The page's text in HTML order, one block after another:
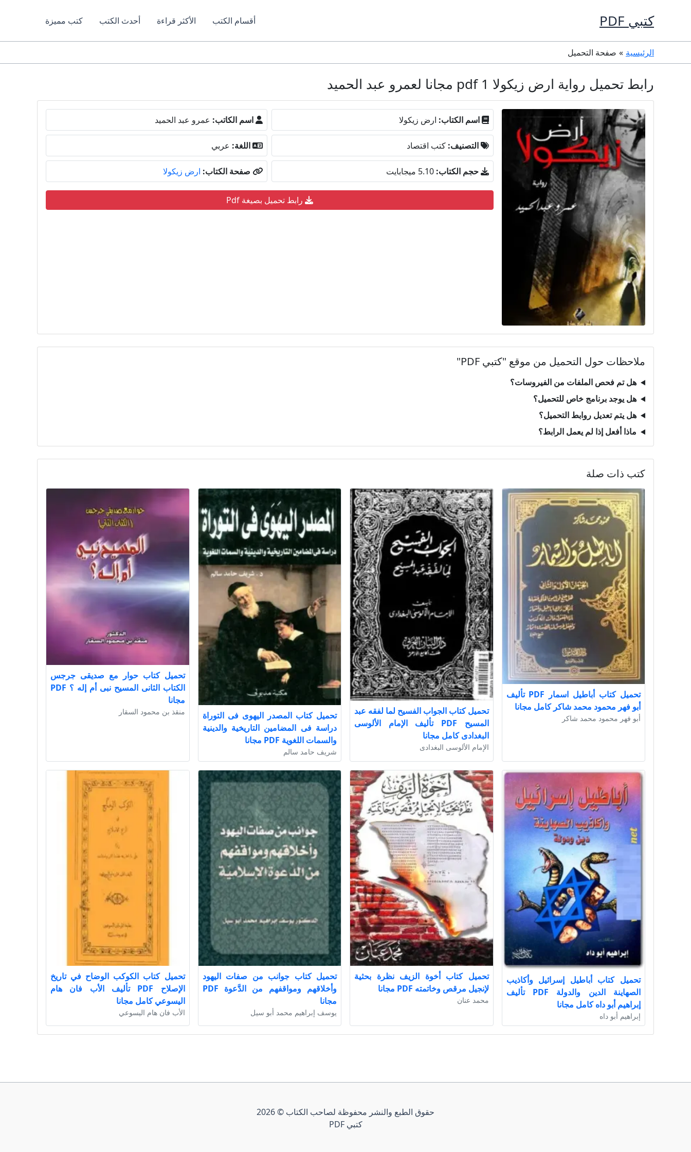
كتبي PDF أقسام الكتب الأكثر قراءة أحدث الكتب كتب مميزة
الرئيسية صفحة التحميل
رابط تحميل رواية ارض زيكولا 1 pdf مجانا لعمرو عبد الحميد
اسم الكتاب: ارض زيكولا اسم الكاتب: عمرو عبد الحميد
التصنيف: كتب اقتصاد اللغة: عربي
حجم الكتاب: 5.10 ميجابايت صفحة الكتاب: ارض زيكولا
رابط تحميل بصيغة Pdf
ملاحظات حول التحميل من موقع "كتبي PDF"
هل تم فحص الملفات من الفيروسات؟
هل يوجد برنامج خاص للتحميل؟
هل يتم تعديل روابط التحميل؟
ماذا أفعل إذا لم يعمل الرابط؟
كتب ذات صلة
تحميل كتاب أباطيل اسمار PDF تأليف
أبو فهر محمود محمد شاكر كامل مجانا
أبو فهر محمود محمد شاكر
تحميل كتاب الجواب الفسيح لما لفقه عبد
المسيح PDF تأليف الإمام الألوسى
البغدادى كامل مجانا
الإمام الألوسى البغدادى
تحميل كتاب المصدر اليهوى فى التوراة
دراسة فى المضامين التاريخية والدينية
والسمات اللغوية PDF مجانا
شريف حامد سالم
تحميل كتاب حوار مع صديقى جرجس
الكتاب الثانى المسيح نبى أم إله ؟ PDF
مجانا
منقذ بن محمود السقار
تحميل كتاب أباطيل إسرائيل وأكاذيب
الصهاينة الدين والدولة PDF تأليف
إبراهيم أبو داه كامل مجانا
إبراهيم أبو داه
تحميل كتاب أخوة الزيف نظرة بحثية
لإنجيل مرقص وخاتمته PDF مجانا
محمد عنان
تحميل كتاب جوانب من صفات اليهود
وأخلاقهم ومواقفهم من الدَّعوة PDF
مجانا
يوسف إبراهيم محمد أبو سيل
تحميل كتاب الكوكب الوضاح في تاريخ
الإصلاح PDF تأليف الأب فان هام
اليسوعي كامل مجانا
الأب فان هام اليسوعي
حقوق الطبع والنشر محفوظة لصاحب الكتاب © 2026
كتبي PDF